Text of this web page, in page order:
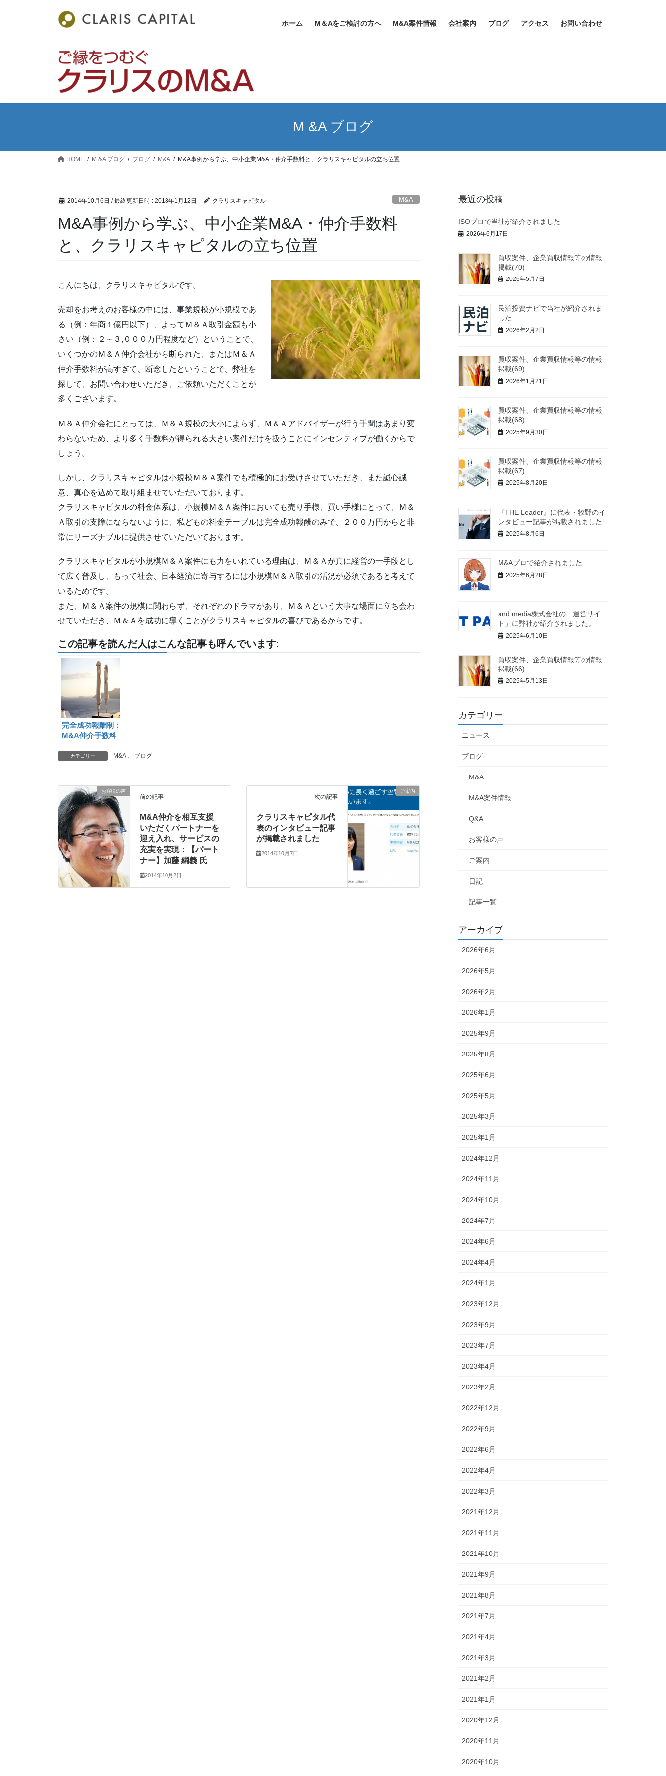
ホーム M＆Aをご検討の方へ M&A案件情報 会社案内 ブログ アクセス お問い合わせ
M &A ブログ
HOME M &A ブログ ブログ M&A M&A事例から学ぶ、中小企業M&A・仲介手数料と、クラリスキャピタルの立ち位置
2014年10月6日 / 最終更新日時 : 2018年1月12日 クラリスキャピタル M&A
M&A事例から学ぶ、中小企業M&A・仲介手数料
と、クラリスキャピタルの立ち位置
こんにちは、クラリスキャピタルです。
売却をお考えのお客様の中には、事業規模が小規模であ
る（例：年商１億円以下）、よってＭ＆Ａ取引金額も小
さい（例：２～３,０００万円程度など）ということで、
いくつかのＭ＆Ａ仲介会社から断られた、またはＭ＆Ａ
仲介手数料が高すぎて、断念したということで、弊社を
探して、お問い合わせいただき、ご依頼いただくことが
多くございます。
Ｍ＆Ａ仲介会社にとっては、Ｍ＆Ａ規模の大小によらず、Ｍ＆Ａアドバイザーが行う手間はあまり変
わらないため、より多く手数料が得られる大きい案件だけを扱うことにインセンティブが働くからで
しょう。
しかし、クラリスキャピタルは小規模Ｍ＆Ａ案件でも積極的にお受けさせていただき、また誠心誠
意、真心を込めて取り組ませていただいております。
クラリスキャピタルの料金体系は、小規模Ｍ＆Ａ案件においても売り手様、買い手様にとって、Ｍ＆
Ａ取引の支障にならないように、私どもの料金テーブルは完全成功報酬のみで、２００万円からと非
常にリーズナブルに提供させていただいております。
クラリスキャピタルが小規模Ｍ＆Ａ案件にも力をいれている理由は、Ｍ＆Ａが真に経営の一手段とし
て広く普及し、もって社会、日本経済に寄与するには小規模Ｍ＆Ａ取引の活況が必須であると考えて
いるためです。
また、Ｍ＆Ａ案件の規模に関わらず、それぞれのドラマがあり、Ｍ＆Ａという大事な場面に立ち会わ
せていただき、Ｍ＆Ａを成功に導くことがクラリスキャピタルの喜びであるからです。
この記事を読んだ人はこんな記事も呼んでいます:
完全成功報酬制：
M&A仲介手数料
のクラリスキャピ
カテゴリー M&A 、 ブログ
お客様の声
前の記事
M&A仲介を相互支援
いただくパートナーを
迎え入れ、サービスの
充実を実現：【パート
ナー】加藤 綱義 氏
2014年10月2日
ご案内
次の記事
クラリスキャピタル代
表のインタビュー記事
が掲載されました
2014年10月7日
最近の投稿
ISOプロで当社が紹介されました
2026年6月17日
買収案件、企業買収情報等の情報
掲載(70)
2026年5月7日
民泊投資ナビで当社が紹介されま
した
2026年2月2日
買収案件、企業買収情報等の情報
掲載(69)
2026年1月21日
買収案件、企業買収情報等の情報
掲載(68)
2025年9月30日
買収案件、企業買収情報等の情報
掲載(67)
2025年8月20日
『THE Leader』に代表・牧野のイ
ンタビュー記事が掲載されました
2025年8月6日
M&Aプロで紹介されました
2025年6月28日
and media株式会社の「運営サイ
ト」に弊社が紹介されました。
2025年6月10日
買収案件、企業買収情報等の情報
掲載(66)
2025年5月13日
カテゴリー
ニュース
ブログ
M&A
M&A案件情報
Q&A
お客様の声
ご案内
日記
記事一覧
アーカイブ
2026年6月
2026年5月
2026年2月
2026年1月
2025年9月
2025年8月
2025年6月
2025年5月
2025年3月
2025年1月
2024年12月
2024年11月
2024年10月
2024年7月
2024年6月
2024年4月
2024年1月
2023年12月
2023年9月
2023年7月
2023年4月
2023年2月
2022年12月
2022年9月
2022年6月
2022年4月
2022年3月
2021年12月
2021年11月
2021年10月
2021年9月
2021年8月
2021年7月
2021年4月
2021年3月
2021年2月
2021年1月
2020年12月
2020年11月
2020年10月